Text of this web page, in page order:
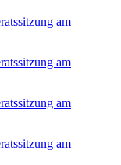
am
am
am
am